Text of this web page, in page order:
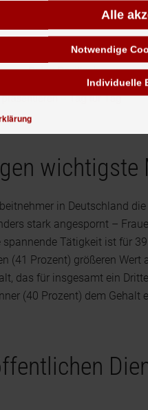
in Deutschland
stark angespornt –
Tätigkeit ist für
(41 Prozent) größeren Wert
das für insgesamt ein
(40 Prozent) dem Gehalt
Alle
Notwendige
Individuelle